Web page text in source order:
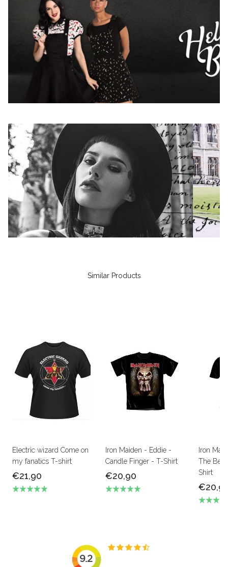
Similar Products
Electric wizard Come on
my fanatics T-shirt
€21,90
Iron Maiden - Eddie -
Candle Finger - T-Shirt
€20,90
Iron
The
Shirt